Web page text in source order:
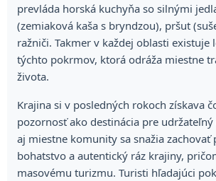
prevláda horská kuchyňa so silnými
(zemiaková kaša s bryndzou), pršut
ražniči. Takmer v každej oblasti existuje
týchto pokrmov, ktorá odráža miestne
života.
Krajina si v posledných rokoch získava
pozornosť ako destinácia pre
aj miestne komunity sa snažia zachovať
bohatstvo a autentický ráz krajiny,
masovému turizmu. Turisti hľadajúci